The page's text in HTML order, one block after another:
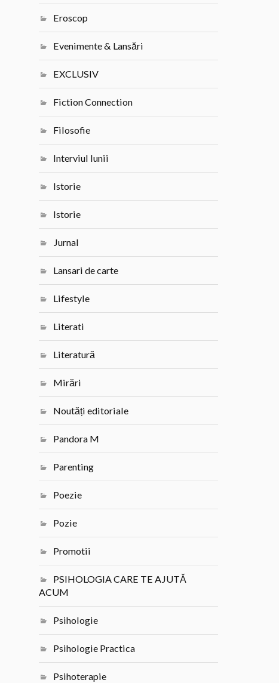
Eroscop
Evenimente & Lansări
EXCLUSIV
Fiction Connection
Filosofie
Interviul lunii
Istorie
Istorie
Jurnal
Lansari de carte
Lifestyle
Literati
Literatură
Mirări
Noutăți editoriale
Pandora M
Parenting
Poezie
Pozie
Promotii
PSIHOLOGIA CARE TE AJUTĂ
ACUM
Psihologie
Psihologie Practica
Psihoterapie